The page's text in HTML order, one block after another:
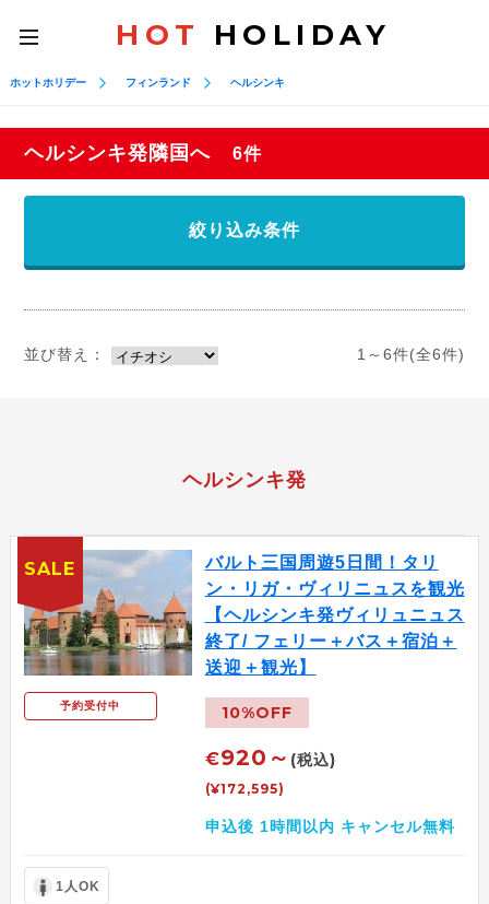
toggle
navigation
HOT HOLIDAY
ホットホリデー フィンランド ヘルシンキ
ヘルシンキ発隣国へ 6件
絞り込み条件
並び替え： 1～6件(全6件)
ヘルシンキ発
予約受付中
バルト三国周遊5日間！タリ
ン・リガ・ヴィリニュスを観光
【ヘルシンキ発ヴィリュニュス
終了/ フェリー＋バス＋宿泊＋
送迎＋観光】
10%OFF
€920～ (税込)
(¥172,595)
申込後 1時間以内 キャンセル無料
1人OK
SALE